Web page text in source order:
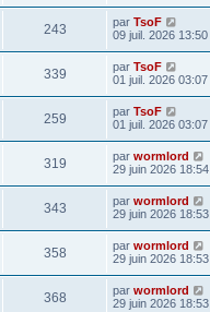
243 par TsoF
09 juil. 2026 13:50
339 par TsoF
01 juil. 2026 03:07
259 par TsoF
01 juil. 2026 03:07
319 par wormlord
29 juin 2026 18:54
343 par wormlord
29 juin 2026 18:53
358 par wormlord
29 juin 2026 18:53
368 par wormlord
29 juin 2026 18:53